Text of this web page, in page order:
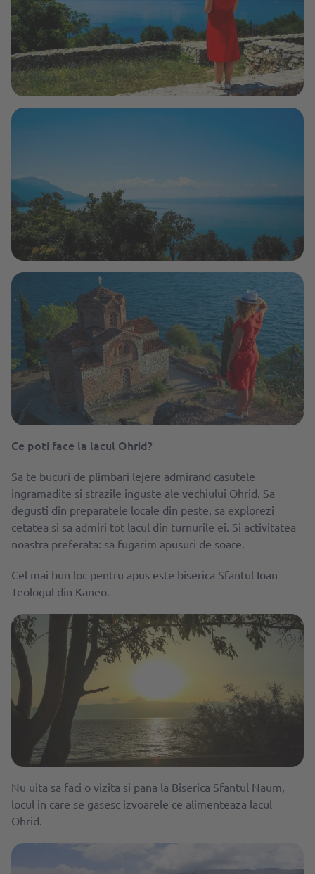
Ce poti face la lacul Ohrid?
Sa te bucuri de plimbari lejere admirand casutele
ingramadite si strazile inguste ale vechiului Ohrid. Sa
degusti din preparatele locale din peste, sa explorezi
cetatea si sa admiri tot lacul din turnurile ei. Si activitatea
noastra preferata: sa fugarim apusuri de soare.
Cel mai bun loc pentru apus este biserica Sfantul Ioan
Teologul din Kaneo.
Nu uita sa faci o vizita si pana la Biserica Sfantul Naum,
locul in care se gasesc izvoarele ce alimenteaza lacul
Ohrid.